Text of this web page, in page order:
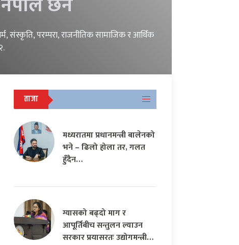
परम्परा, राजनीतिक सामाजिक र आर्थिक
ताजा
मध्यरातमा प्रधानमन्त्री बालेनको
भने – ढिलो होला तर, गलत
हुँदैन…
ग्यासको बढ्दो माग र
आपूर्तिबीच सन्तुलन ल्याउन
सरकार प्रयासरतः उद्योगमन्त्री…